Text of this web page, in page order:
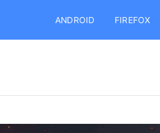
ANDROID FIREFOX